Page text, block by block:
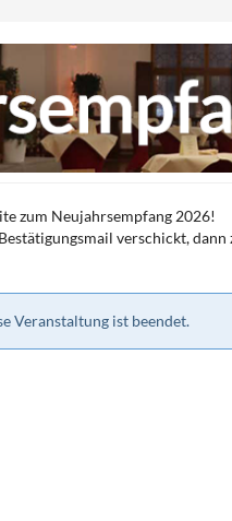
zum Neujahrsempfang 2026!
verschickt,
Veranstaltung ist beendet.